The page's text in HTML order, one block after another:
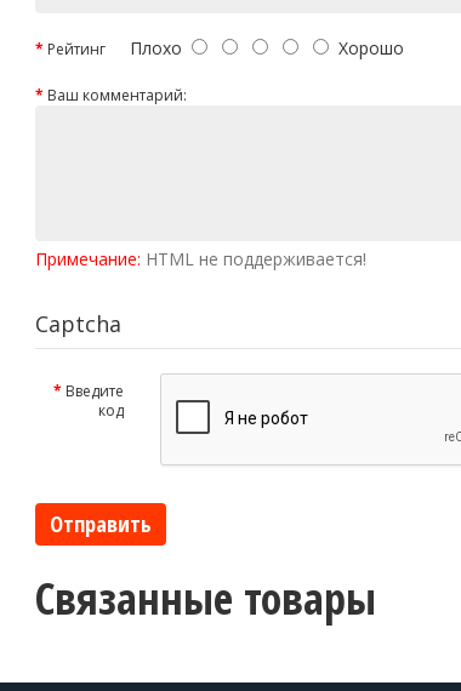
Рейтинг Плохо Хорошо
Ваш комментарий:
Примечание: HTML не поддерживается!
Captcha
Введите
код
Отправить
Связанные товары